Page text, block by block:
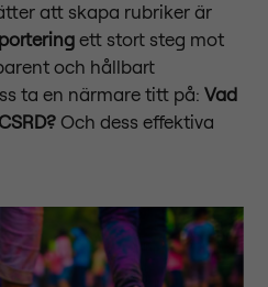
att skapa rubriker är
ett stort steg mot
och hållbart
ta en närmare titt på:Vad
Och dess effektiva